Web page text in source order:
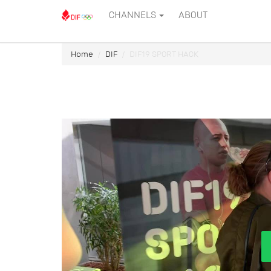
CHANNELS ABOUT
Home DIF DIF19 SPORT HACK